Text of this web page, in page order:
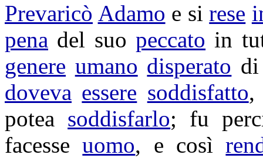
Prevaricò Adamo e sirese
pena del suopeccato in
genere umano disperato
doveva essere soddisfatto,
potea soddisfarlo; fu
facesseuomo, e così